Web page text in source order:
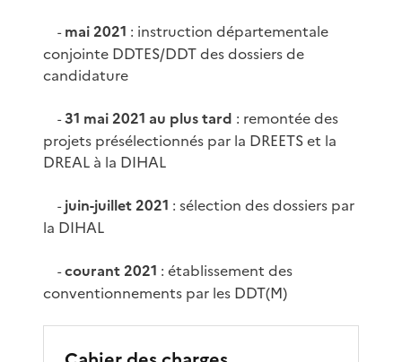
- mai 2021 : instruction départementale
conjointe DDTES/DDT des dossiers de
candidature
-31 mai 2021 au plus tard : remontée des
projets présélectionnés par la DREETS et la
DREAL à la DIHAL
- juin-juillet 2021 : sélection des dossiers par
la DIHAL
-courant 2021 : établissement des
conventionnements par les DDT(M)